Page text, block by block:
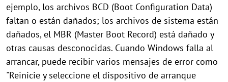
ejemplo, los archivos BCD (Boot Configuration Data)
faltan o están dañados; los archivos de sistema están
dañados, el MBR (Master Boot Record) está dañado y
otras causas desconocidas. Cuando Windows falla al
arrancar, puede recibir varios mensajes de error como
"Reinicie y seleccione el dispositivo de arranque